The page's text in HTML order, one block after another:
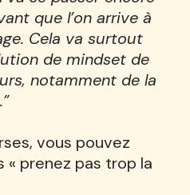
que l’on arrive à
Cela va surtout
de mindset de
notamment de la
vous pouvez
« prenez pas trop la